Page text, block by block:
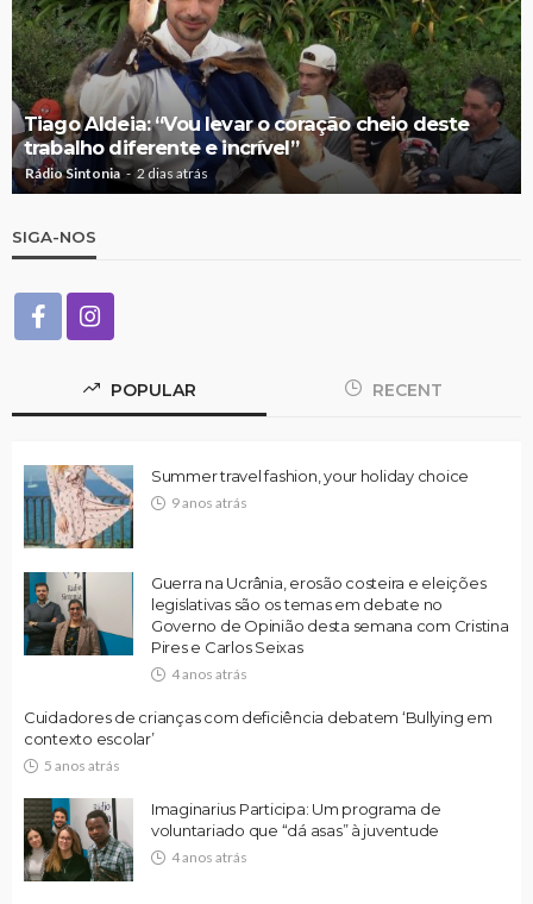
Tiago Aldeia: “Vou levar o coração cheio deste
trabalho diferente e incrível”
Rádio Sintonia 2 dias atrás
SIGA-NOS
POPULAR RECENT
Summer travel fashion, your holiday choice
9 anos atrás
Guerra na Ucrânia, erosão costeira e eleições
legislativas são os temas em debate no
Governo de Opinião desta semana com Cristina
Pires e Carlos Seixas
4 anos atrás
Cuidadores de crianças com deficiência debatem ‘Bullying em
contexto escolar’
5 anos atrás
Imaginarius Participa: Um programa de
voluntariado que “dá asas” à juventude
4 anos atrás